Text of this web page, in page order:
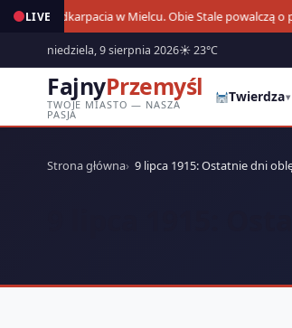
LIVE
Derby Podkarpacia w Mielcu. Obie Stale powalczą o
niedziela, 9 sierpnia 2026☀ 23°C
FajnyPrzemyśl
TWOJE MIASTO — NASZA
PASJA
Twierdza▾
Strona główna 9 lipca 1915: Ostatnie dni